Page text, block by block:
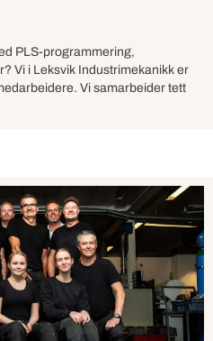
PLS-programmering,
Vi i Leksvik Industrimekanikk er
Vi samarbeider tett